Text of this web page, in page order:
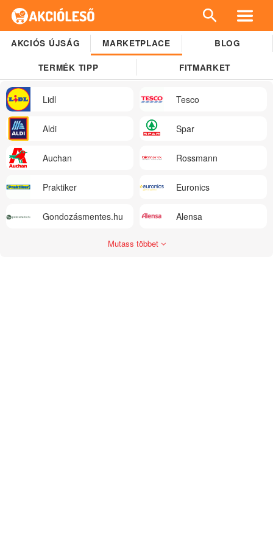
AKCIÓS ÚJSÁG MARKETPLACE BLOG
TERMÉK TIPP FITMARKET
Lidl Tesco
Aldi Spar
Auchan Rossmann
Praktiker Euronics
Gondozásmentes.hu Alensa
Mutass többet